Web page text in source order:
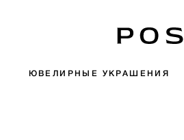
ЮВЕЛИРНЫЕ УКРАШЕНИЯ